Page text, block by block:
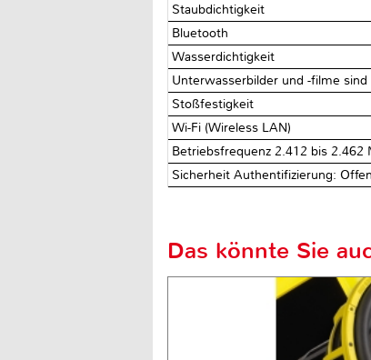
Staubdichtigkeit
Bluetooth
Wasserdichtigkeit
Unterwasserbilder und -filme
Stoßfestigkeit
Wi-Fi (Wireless LAN)
Betriebsfrequenz 2.412 bis 2.462
Sicherheit Authentifizierung:
Das könnte Sie